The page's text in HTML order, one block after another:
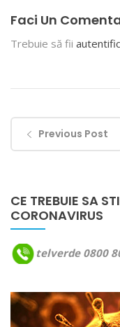
Faci Un
Trebuie să fii
Previous Post
CE TREBUIE SA
CORONAVIRUS
telverde 0800